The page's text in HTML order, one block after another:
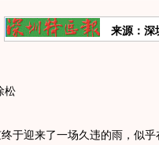
来源：深
松
迎来了一场久违的雨，似乎